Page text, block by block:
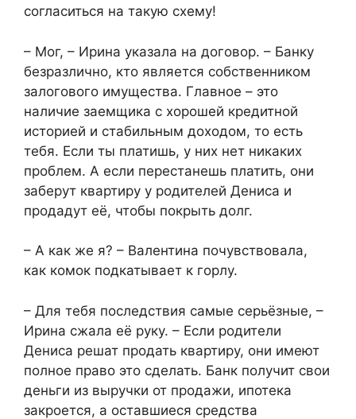
согласиться на такую схему!
– Мог, – Ирина указала на договор. – Банку
безразлично, кто является собственником
залогового имущества. Главное – это
наличие заемщика с хорошей кредитной
историей и стабильным доходом, то есть
тебя. Если ты платишь, у них нет никаких
проблем. А если перестанешь платить, они
заберут квартиру у родителей Дениса и
продадут её, чтобы покрыть долг.
– А как же я? – Валентина почувствовала,
как комок подкатывает к горлу.
– Для тебя последствия самые серьёзные, –
Ирина сжала её руку. – Если родители
Дениса решат продать квартиру, они имеют
полное право это сделать. Банк получит свои
деньги из выручки от продажи, ипотека
закроется, а оставшиеся средства